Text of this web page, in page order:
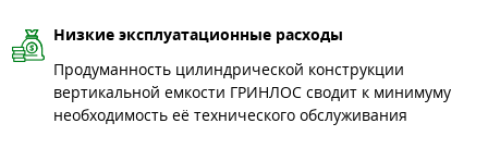
Низкие эксплуатационные расходы
Продуманность цилиндрической конструкции
вертикальной емкости ГРИНЛОС сводит к минимуму
необходимость её технического обслуживания